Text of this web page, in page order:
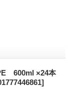
600ml ×24本